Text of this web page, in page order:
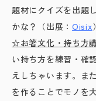
題材にクイズを出題
かな？（出展：Oisix）
☆お箸文化・持ち方
い持ち方を練習・確
えしちゃいます。ま
を作ることでモノを